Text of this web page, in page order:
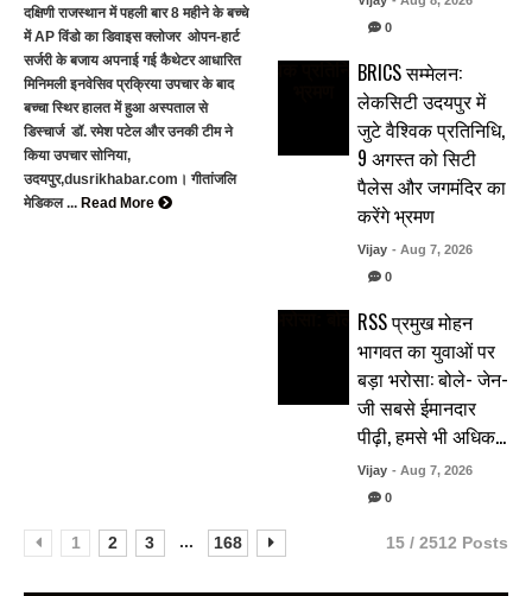
दक्षिणी राजस्थान में पहली बार 8 महीने के बच्चे
में AP विंडो का डिवाइस क्लोजर ओपन-हार्ट
सर्जरी के बजाय अपनाई गई कैथेटर आधारित
मिनिमली इनवेसिव प्रक्रिया उपचार के बाद
बच्चा स्थिर हालत में हुआ अस्पताल से
डिस्चार्ज डॉ. रमेश पटेल और उनकी टीम ने
किया उपचार सोनिया,
उदयपुर,dusrikhabar.com। गीतांजलि
मेडिकल ... Read More
0
BRICS सम्मेलन:
लेकसिटी उदयपुर में
जुटे वैश्विक प्रतिनिधि,
9 अगस्त को सिटी
पैलेस और जगमंदिर का
करेंगे भ्रमण
Vijay - Aug 7, 2026
0
RSS प्रमुख मोहन
भागवत का युवाओं पर
बड़ा भरोसा: बोले- जेन-
जी सबसे ईमानदार
पीढ़ी, हमसे भी अधिक…
Vijay - Aug 7, 2026
0
1 2 3 ... 168 15 / 2512 Posts